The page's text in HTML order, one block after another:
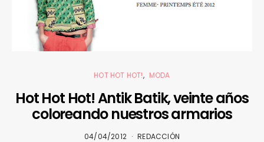
HOT HOT HOT! MODA
Hot Hot Hot! Antik Batik, veinte años
coloreando nuestros armarios
04/04/2012 REDACCIÓN